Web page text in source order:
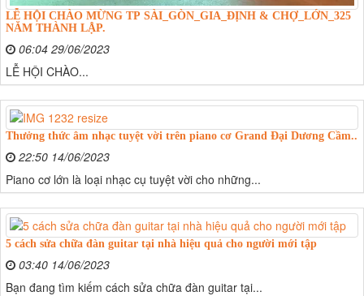
LỄ HỘI CHÀO MỪNG TP SÀI_GÒN_GIA_ĐỊNH & CHỢ_LỚN_325
NĂM THÀNH LẬP.
06:04 29/06/2023
LỄ HỘI CHÀO...
Thưởng thức âm nhạc tuyệt vời trên piano cơ Grand Đại Dương Cầm..
22:50 14/06/2023
Piano cơ lớn là loại nhạc cụ tuyệt vời cho những...
5 cách sửa chữa đàn guitar tại nhà hiệu quả cho người mới tập
03:40 14/06/2023
Bạn đang tìm kiếm cách sửa chữa đàn guitar tại...